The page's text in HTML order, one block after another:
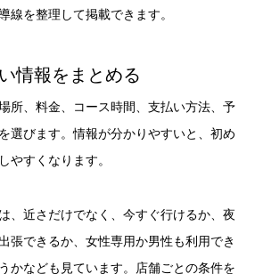
線を整理して掲載できます。
情報をまとめる
所、料金、コース時間、支払い方法、予
選びます。情報が分かりやすいと、初め
やすくなります。
、近さだけでなく、今すぐ行けるか、夜
張できるか、女性専用か男性も利用でき
かなども見ています。店舗ごとの条件を